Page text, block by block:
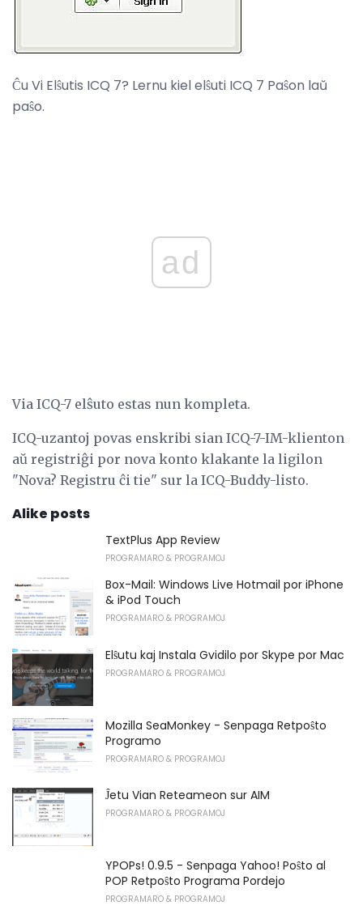
Ĉu Vi Elŝutis ICQ 7? Lernu kiel elŝuti ICQ 7 Paŝon laŭ
paŝo.
ad
Via ICQ-7 elŝuto estas nun kompleta.
ICQ-uzantoj povas enskribi sian ICQ-7-IM-klienton
aŭ registriĝi por nova konto klakante la ligilon
"Nova? Registru ĉi tie" sur la ICQ-Buddy-listo.
Alike posts
TextPlus App Review
PROGRAMARO & PROGRAMOJ
Box-Mail: Windows Live Hotmail por iPhone
& iPod Touch
PROGRAMARO & PROGRAMOJ
Elŝutu kaj Instala Gvidilo por Skype por Mac
PROGRAMARO & PROGRAMOJ
Mozilla SeaMonkey - Senpaga Retpoŝto
Programo
PROGRAMARO & PROGRAMOJ
Ĵetu Vian Reteameon sur AIM
PROGRAMARO & PROGRAMOJ
YPOPs! 0.9.5 - Senpaga Yahoo! Poŝto al
POP Retpoŝto Programa Pordejo
PROGRAMARO & PROGRAMOJ